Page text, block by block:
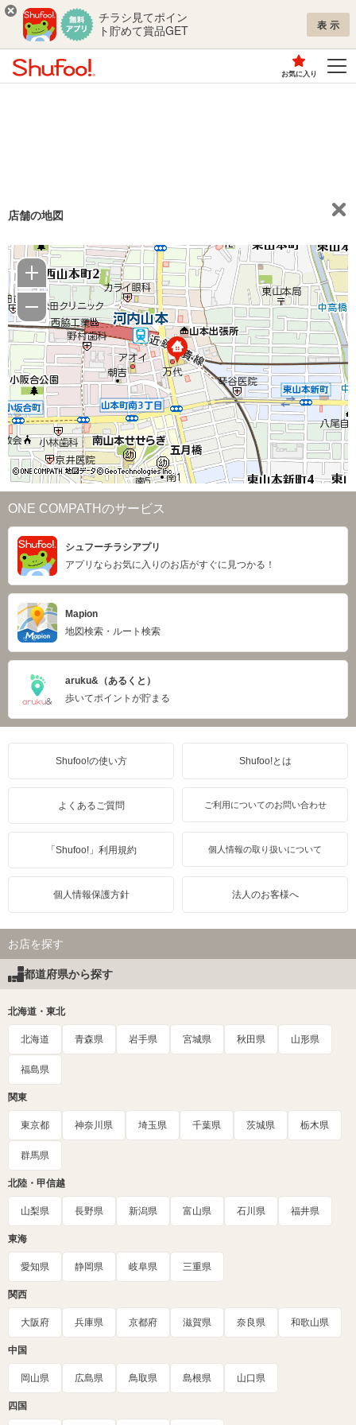
チラシ見てポイン
ト貯めて賞品GET
表示
お気に入り
店舗の地図
ONE COMPATHのサービス
シュフーチラシアプリ
アプリならお気に入りのお店がすぐに見つかる！
Mapion
地図検索・ルート検索
aruku&（あるくと）
歩いてポイントが貯まる
Shufoo!の使い方 Shufoo!とは
よくあるご質問 ご利用についてのお問い合わせ
「Shufoo!」利用規約 個人情報の取り扱いについて
個人情報保護方針 法人のお客様へ
お店を探す
都道府県から探す
北海道・東北
北海道 青森県 岩手県 宮城県 秋田県 山形県
福島県
関東
東京都 神奈川県 埼玉県 千葉県 茨城県 栃木県
群馬県
北陸・甲信越
山梨県 長野県 新潟県 富山県 石川県 福井県
東海
愛知県 静岡県 岐阜県 三重県
関西
大阪府 兵庫県 京都府 滋賀県 奈良県 和歌山県
中国
岡山県 広島県 鳥取県 島根県 山口県
四国